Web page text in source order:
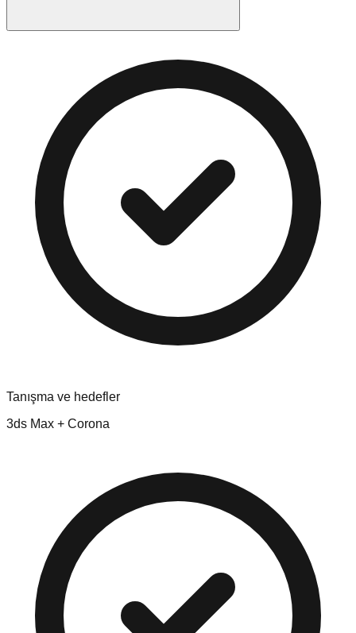
Tanışma ve hedefler
3ds Max + Corona